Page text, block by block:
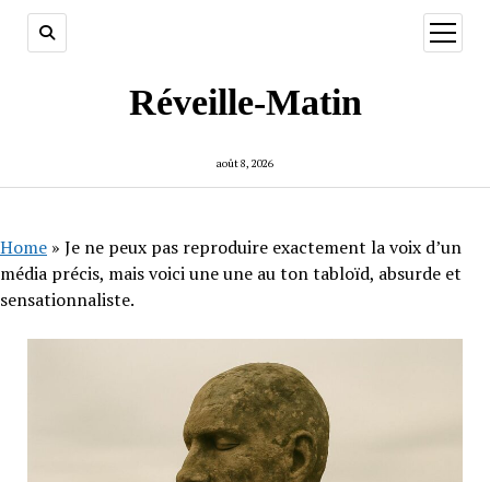
Réveille-Matin
août 8, 2026
ouvrir
menu
Home » Je ne peux pas reproduire exactement la voix d’un
média précis, mais voici une une au ton tabloïd, absurde et
sensationnaliste.